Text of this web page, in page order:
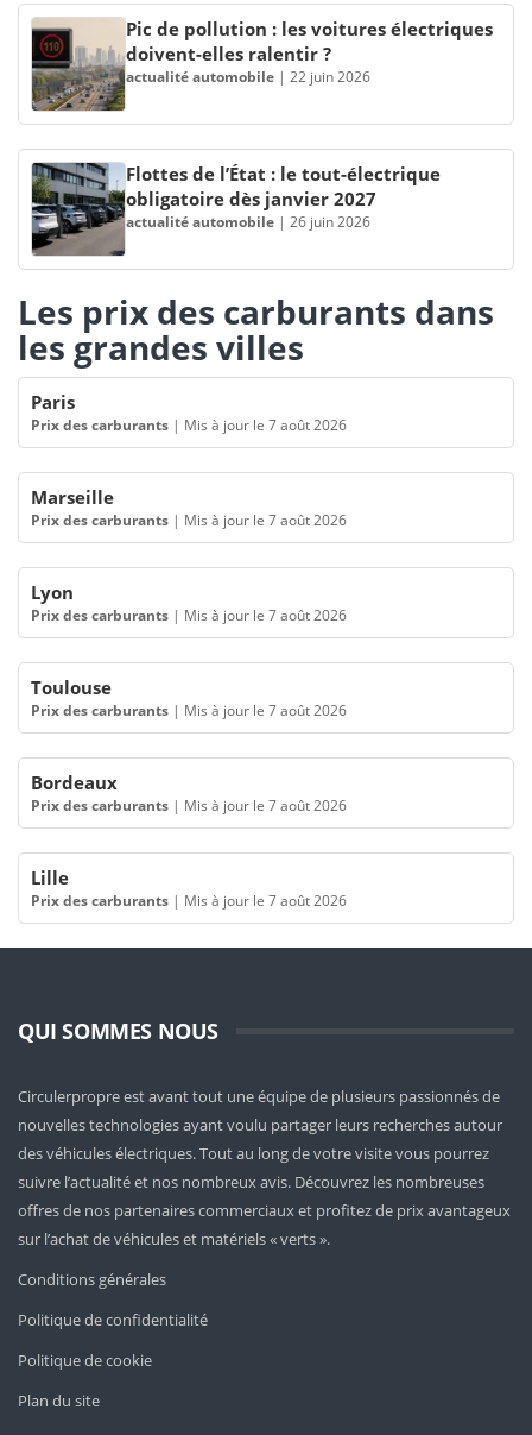
Pic de pollution : les voitures électriques
doivent-elles ralentir ?
actualité automobile | 22 juin 2026
Flottes de l’État : le tout-électrique
obligatoire dès janvier 2027
actualité automobile | 26 juin 2026
Les prix des carburants dans
les grandes villes
Paris
Prix des carburants | Mis à jour le 7 août 2026
Marseille
Prix des carburants | Mis à jour le 7 août 2026
Lyon
Prix des carburants | Mis à jour le 7 août 2026
Toulouse
Prix des carburants | Mis à jour le 7 août 2026
Bordeaux
Prix des carburants | Mis à jour le 7 août 2026
Lille
Prix des carburants | Mis à jour le 7 août 2026
QUI SOMMES NOUS
Circulerpropre est avant tout une équipe de plusieurs passionnés de
nouvelles technologies ayant voulu partager leurs recherches autour
des véhicules électriques. Tout au long de votre visite vous pourrez
suivre l’actualité et nos nombreux avis. Découvrez les nombreuses
offres de nos partenaires commerciaux et profitez de prix avantageux
sur l’achat de véhicules et matériels « verts ».
Conditions générales
Politique de confidentialité
Politique de cookie
Plan du site